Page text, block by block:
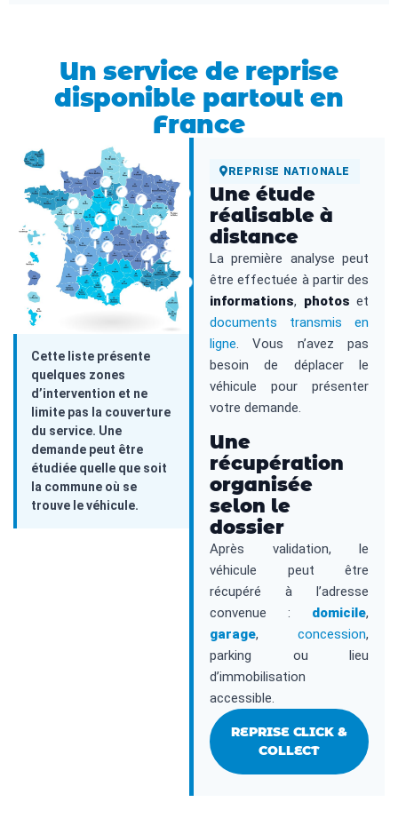
Un service de reprise
disponible partout en
France
Cette liste présente
quelques zones
d’intervention et ne
limite pas la couverture
du service. Une
demande peut être
étudiée quelle que soit
la commune où se
trouve le véhicule.
REPRISE NATIONALE
Une étude
réalisable à
distance
La première analyse peut
être effectuée à partir des
informations, photos et
documents transmis en
ligne. Vous n’avez pas
besoin de déplacer le
véhicule pour présenter
votre demande.
Une
récupération
organisée
selon le
dossier
Après validation, le
véhicule peut être
récupéré à l’adresse
convenue : domicile,
garage, concession,
parking ou lieu
d’immobilisation
accessible.
REPRISE CLICK &
COLLECT